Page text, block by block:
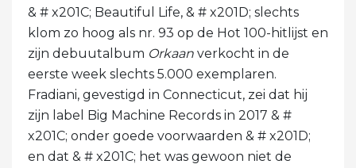
& # x201C; Beautiful Life, & # x201D; slechts
klom zo hoog als nr. 93 op de Hot 100-hitlijst en
zijn debuutalbum Orkaan verkocht in de
eerste week slechts 5.000 exemplaren.
Fradiani, gevestigd in Connecticut, zei dat hij
zijn label Big Machine Records in 2017 & #
x201C; onder goede voorwaarden & # x201D;
en dat & # x201C; het was gewoon niet de